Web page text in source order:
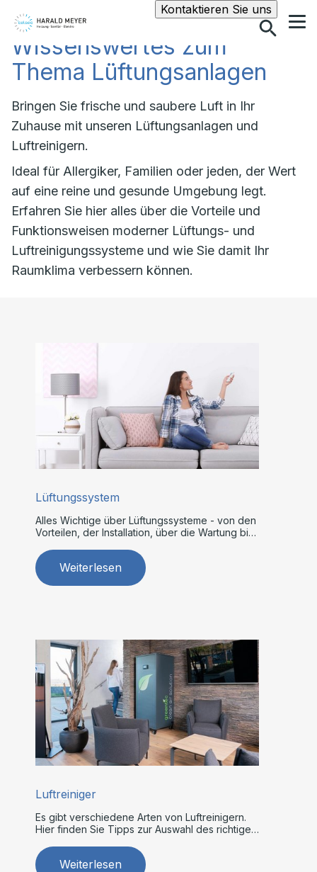
Kontaktieren Sie unsSuche
Wissenswertes zum
Thema Lüftungsanlagen
Bringen Sie frische und saubere Luft in Ihr
Zuhause mit unseren Lüftungsanlagen und
Luftreinigern.
Ideal für Allergiker, Familien oder jeden, der Wert
auf eine reine und gesunde Umgebung legt.
Erfahren Sie hier alles über die Vorteile und
Funktionsweisen moderner Lüftungs- und
Luftreinigungssysteme und wie Sie damit Ihr
Raumklima verbessern können.
Lüftungssystem
Alles Wichtige über Lüftungssysteme - von den
Vorteilen, der Installation, über die Wartung bis
Weiterlesen
Luftreiniger
Es gibt verschiedene Arten von Luftreinigern.
Hier finden Sie Tipps zur Auswahl des richtigen
Weiterlesen